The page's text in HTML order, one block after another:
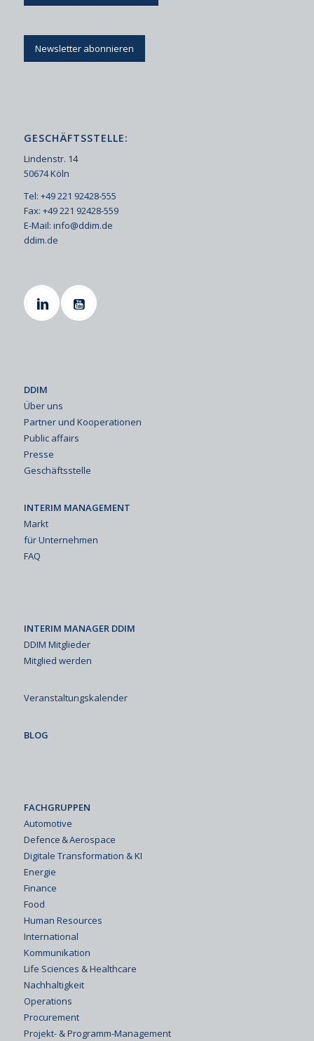
Newsletter abonnieren
GESCHÄFTSSTELLE:
Lindenstr. 14
50674 Köln
Tel: +49 221 92428-555
Fax: +49 221 92428-559
E-Mail: info@ddim.de
ddim.de
DDIM
Über uns
Partner und Kooperationen
Public affairs
Presse
Geschäftsstelle
INTERIM MANAGEMENT
Markt
für Unternehmen
FAQ
INTERIM MANAGER DDIM
DDIM Mitglieder
Mitglied werden
Veranstaltungskalender
BLOG
FACHGRUPPEN
Automotive
Defence & Aerospace
Digitale Transformation & KI
Energie
Finance
Food
Human Resources
International
Kommunikation
Life Sciences & Healthcare
Nachhaltigkeit
Operations
Procurement
Projekt- & Programm-Management